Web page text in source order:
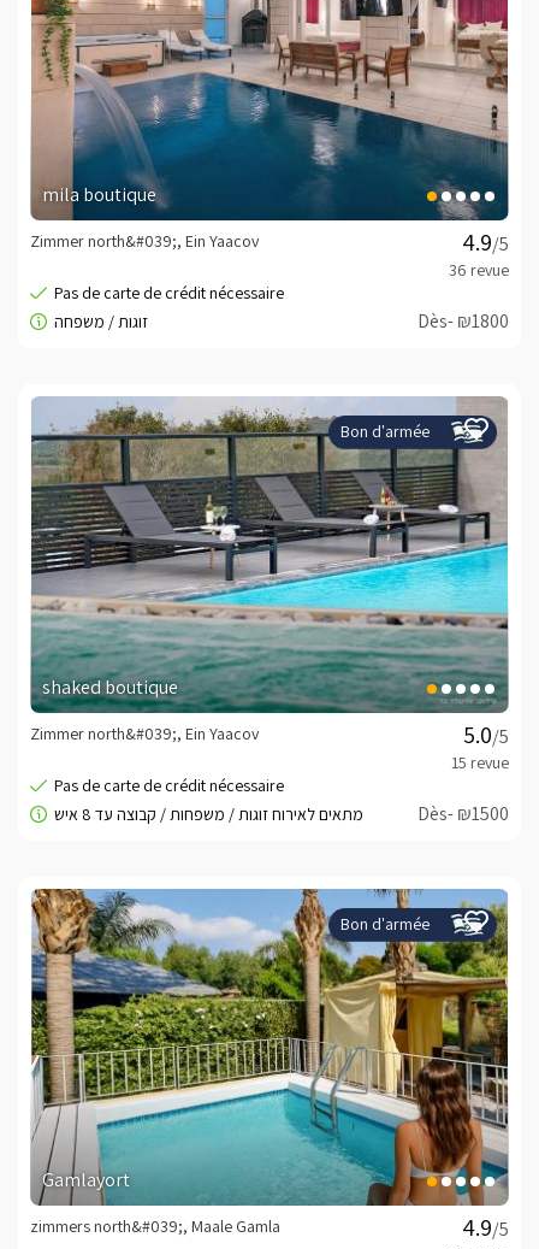
mila boutique
/5
Zimmer north&#039;, Ein Yaacov
Dès- ₪1800
Bon d'armée
shaked boutique
/5
Zimmer north&#039;, Ein Yaacov
Dès- ₪1500
Bon d'armée
Gamlayort
/5
zimmers north&#039;, Maale Gamla